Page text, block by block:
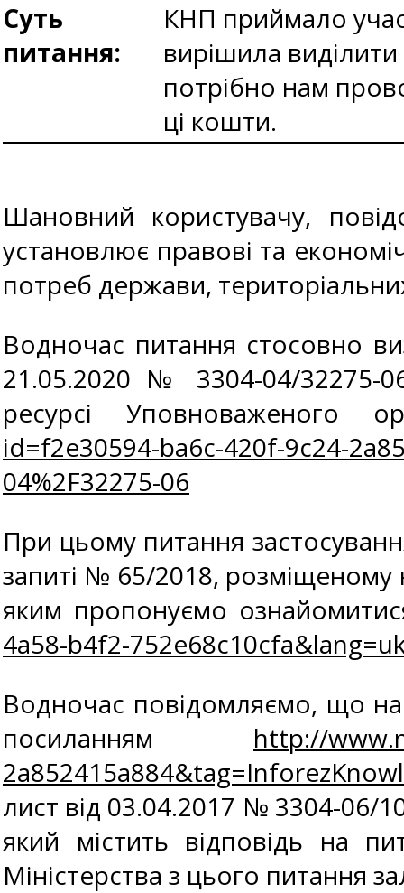
Суть
питання:
КНП приймало
вирішила
потрібно нам
ці кошти.
Шановний користувачу,
установлює правові та
потреб держави,
Водночас питання стосовно
21.05.2020 № 3304-04/32275-
ресурсі Уповноваженого
id=f2e30594-ba6c-420f-9c24-
04%2F32275-06
При цьому питання
запиті № 65/2018, розміщеному
яким пропонуємо
4a58-b4f2-
Водночас повідомляємо, що на
посиланням http://
лист від 03.04.2017 № 3304-06/
який містить відповідь на
Міністерства з цього питання